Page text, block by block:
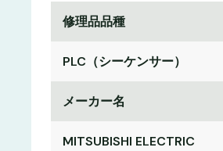
修理品品種
PLC（シーケンサー）
メーカー名
MITSUBISHI ELECTRIC